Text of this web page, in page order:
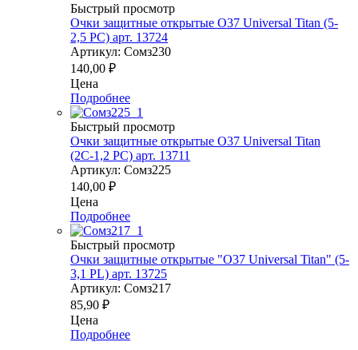
Быстрый просмотр
Очки защитные открытые О37 Universal Titan (5-
2,5 PC) арт. 13724
Артикул: Сомз230
140,00 ₽
Цена
Подробнее
Быстрый просмотр
Очки защитные открытые О37 Universal Titan
(2С-1,2 PС) арт. 13711
Артикул: Сомз225
140,00 ₽
Цена
Подробнее
Быстрый просмотр
Очки защитные открытые "О37 Universal Titan" (5-
3,1 PL) арт. 13725
Артикул: Сомз217
85,90 ₽
Цена
Подробнее